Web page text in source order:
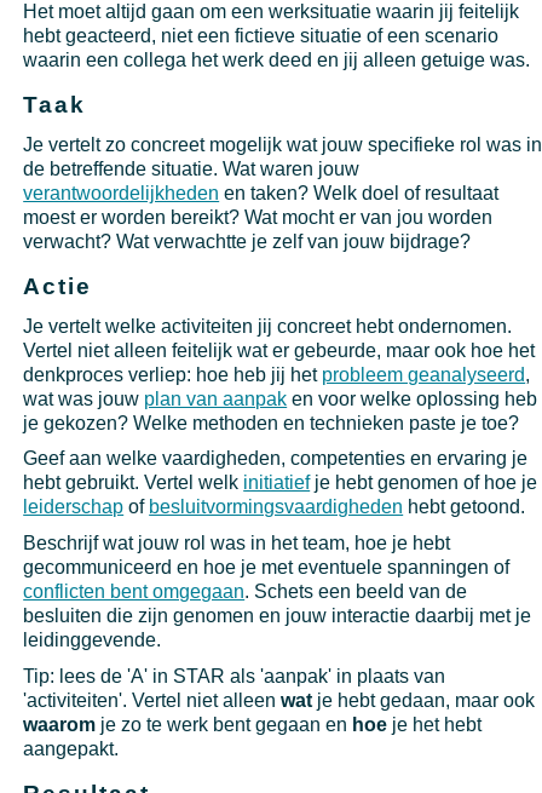
Het moet altijd gaan om een werksituatie waarin jij feitelijk
hebt geacteerd, niet een fictieve situatie of een scenario
waarin een collega het werk deed en jij alleen getuige was.
Taak
Je vertelt zo concreet mogelijk wat jouw specifieke rol was in
de betreffende situatie. Wat waren jouw
verantwoordelijkheden en taken? Welk doel of resultaat
moest er worden bereikt? Wat mocht er van jou worden
verwacht? Wat verwachtte je zelf van jouw bijdrage?
Actie
Je vertelt welke activiteiten jij concreet hebt ondernomen.
Vertel niet alleen feitelijk wat er gebeurde, maar ook hoe het
denkproces verliep: hoe heb jij het probleem geanalyseerd,
wat was jouw plan van aanpak en voor welke oplossing heb
je gekozen? Welke methoden en technieken paste je toe?
Geef aan welke vaardigheden, competenties en ervaring je
hebt gebruikt. Vertel welk initiatiefje hebt genomen of hoe je
leiderschap of besluitvormingsvaardigheden hebt getoond.
Beschrijf wat jouw rol was in het team, hoe je hebt
gecommuniceerd en hoe je met eventuele spanningen of
conflicten bent omgegaan. Schets een beeld van de
besluiten die zijn genomen en jouw interactie daarbij met je
leidinggevende.
Tip: lees de 'A' in STAR als 'aanpak' in plaats van
'activiteiten'. Vertel niet alleenwat je hebt gedaan, maar ook
waarom je zo te werk bent gegaan en hoe je het hebt
aangepakt.